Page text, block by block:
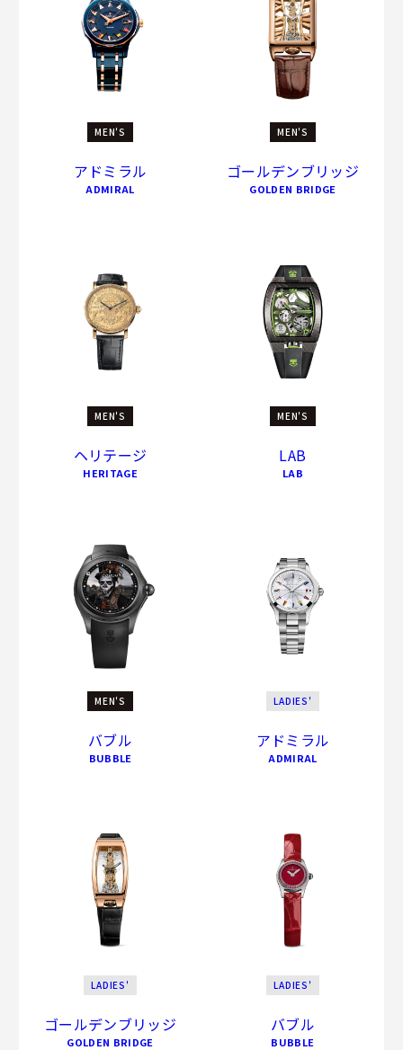
MEN'S
アドミラル
ADMIRAL
MEN'S
ゴールデンブリッジ
GOLDEN BRIDGE
MEN'S
ヘリテージ
HERITAGE
MEN'S
LAB
LAB
MEN'S
バブル
BUBBLE
LADIES'
アドミラル
ADMIRAL
LADIES'
ゴールデンブリッジ
GOLDEN BRIDGE
LADIES'
バブル
BUBBLE